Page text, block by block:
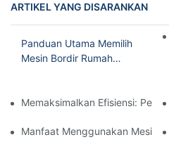
ARTIKEL YANG DISARANKAN
Panduan Utama Memilih
Mesin Bordir Rumah
Memaksimalkan Efisiensi:
Manfaat Menggunakan Mesin